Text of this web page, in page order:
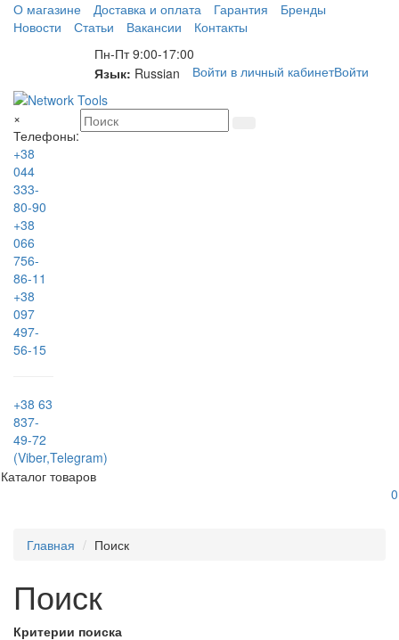
О магазине Доставка и оплата Гарантия
Бренды
Новости
Статьи Вакансии
Контакты
Пн-Пт 9:00-17:00
Язык: Russian Войти в личный кабинетВойти
×
Телефоны:
+38
044
333-
80-90
+38
066
756-
86-11
+38
097
497-
56-15
+38 63
837-
49-72
(Viber,Telegram)
Каталог товаров
0
Главная Поиск
Поиск
Критерии поиска